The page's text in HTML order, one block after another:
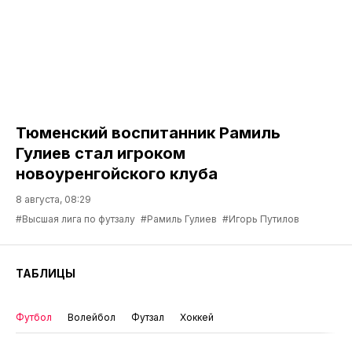
Тюменский воспитанник Рамиль
Гулиев стал игроком
новоуренгойского клуба
8 августа, 08:29
#Высшая лига по футзалу #Рамиль Гулиев #Игорь Путилов
ТАБЛИЦЫ
Футбол Волейбол Футзал Хоккей